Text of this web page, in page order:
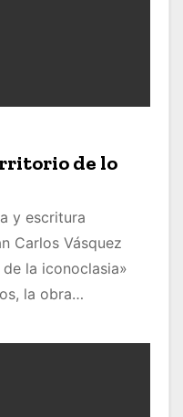
de lo
y escritura
Carlos Vásquez
la iconoclasia»
la obra…